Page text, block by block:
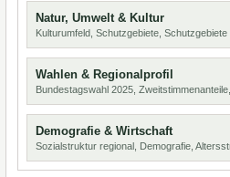
Natur, Umwelt & Kultur
Kulturumfeld, Schutzgebiete, Schutzgebiete
Wahlen & Regionalprofil
Bundestagswahl 2025,
Demografie & Wirtschaft
Sozialstruktur regional, Demografie,